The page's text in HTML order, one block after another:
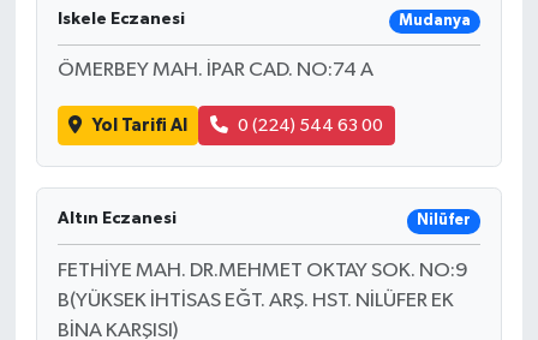
Iskele Eczanesi Mudanya
ÖMERBEY MAH. İPAR CAD. NO:74 A
Yol Tarifi Al 0 (224) 544 63 00
Altın Eczanesi Nilüfer
FETHİYE MAH. DR.MEHMET OKTAY SOK. NO:9
B(YÜKSEK İHTİSAS EĞT. ARŞ. HST. NİLÜFER EK
BİNA KARŞISI)